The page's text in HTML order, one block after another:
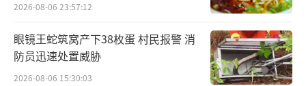
2026-08-06 23:57:12
眼镜王蛇筑窝产下38枚蛋 村民报警 消
防员迅速处置威胁
2026-08-06 15:30:03